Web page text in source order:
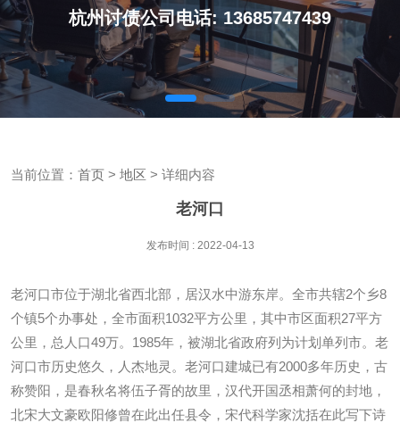
杭州讨债公司电话: 13685747439
当前位置： 首页 > 地区 > 详细内容
老河口
发布时间 : 2022-04-13
老河口市位于湖北省西北部，居汉水中游东岸。全市共辖2个乡8
个镇5个办事处，全市面积1032平方公里，其中市区面积27平方
公里，总人口49万。1985年，被湖北省政府列为计划单列市。老
河口市历史悠久，人杰地灵。老河口建城已有2000多年历史，古
称赞阳，是春秋名将伍子胥的故里，汉代开国丞相萧何的封地，
北宋大文豪欧阳修曾在此出任县令，宋代科学家沈括在此写下诗